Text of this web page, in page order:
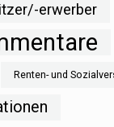
erwerber
Renten- und